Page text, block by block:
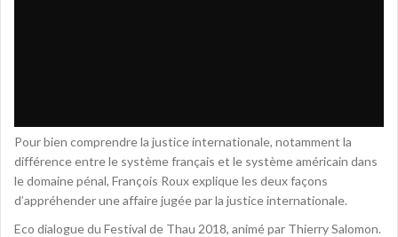
Pour bien comprendre la justice internationale, notamment la
différence entre le système français et le système américain dans
le domaine pénal, François Roux explique les deux façons
d’appréhender une affaire jugée par la justice internationale.
Eco dialogue du Festival de Thau 2018, animé par Thierry Salomon.